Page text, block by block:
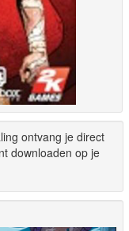
ontvang je direct
downloaden op je